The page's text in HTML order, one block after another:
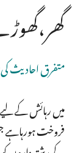
متفرق احادیث
میں رہائش کے
فروخت ہورہاہے